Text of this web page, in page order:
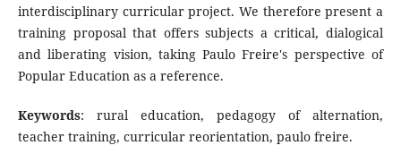
interdisciplinary curricular project. We therefore present a
training proposal that offers subjects a critical, dialogical
and liberating vision, taking Paulo Freire's perspective of
Popular Education as a reference.
Keywords: rural education, pedagogy of alternation,
teacher training, curricular reorientation, paulo freire.